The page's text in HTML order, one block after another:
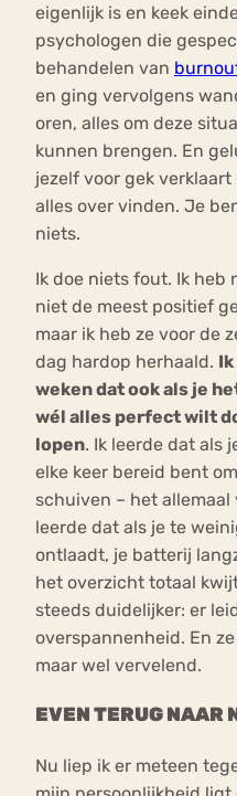
eigenlijk is en keek
psychologen die
behandelen van
en ging vervolgens
oren, alles om deze
kunnen brengen. En
jezelf voor gek
alles over vinden. Je
niets.
Ik doe niets fout. Ik heb
niet de meest positief
maar ik heb ze voor de
dag hardop herhaald.
weken dat ook als je
wél alles perfect wilt
lopen. Ik leerde dat als
elke keer bereid bent
schuiven – het allemaal
leerde dat als je te
ontlaadt, je batterij
het overzicht totaal
steeds duidelijker: er
overspannenheid. En
maar wel vervelend.
EVEN TERUG NAAR
Nu liep ik er meteen